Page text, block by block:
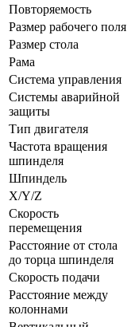
Повторяемость
Размер рабочего поля
Размер стола
Рама
Система управления
Системы аварийной
защиты
Тип двигателя
Частота вращения
шпинделя
Шпиндель
X/Y/Z
Cкорость
перемещения
Расстояние от стола
до торца шпинделя
Скорость подачи
Расстояние между
колоннами